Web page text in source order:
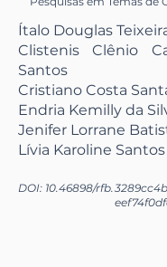
Ítalo Douglas
Clistenis Clênio
Santos
Cristiano Costa
Endria Kemilly da
Jenifer Lorrane
Lívia Karoline
DOI: 10.46898/rfb.